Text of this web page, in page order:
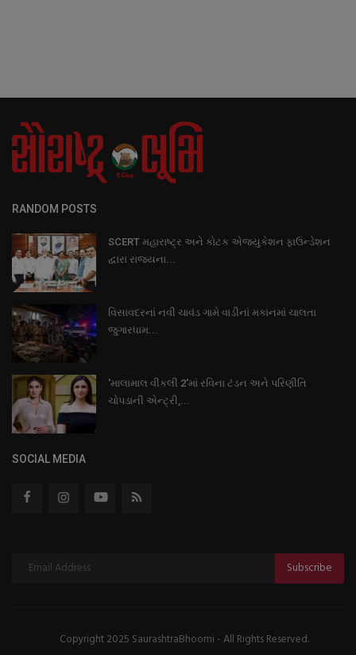
RANDOM POSTS
SCERT મહારાષ્ટ્ર અને કોટક એજ્યુકેશન ફાઉન્ડેશન
દ્વારા રાજ્યના...
વિસાવદરનાં નવી ચાવંડ ગામે વાડીનાં મકાનમાં ચાલતા
જુગારધામ...
'માલામાલ વીકલી 2'માં રવિના ટંડન અને પરિણીતિ
ચોપડાની એન્ટ્રી,...
SOCIAL MEDIA
Subscribe
Copyright 2025 SaurashtraBhoomi - All Rights Reserved.